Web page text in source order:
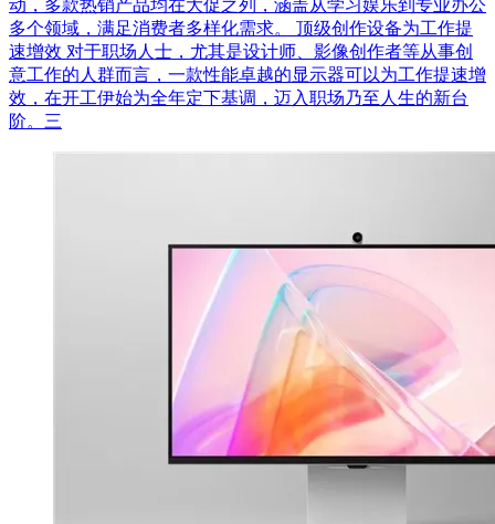
动，多款热销产品均在大促之列，涵盖从学习娱乐到专业办公
多个领域，满足消费者多样化需求。 顶级创作设备为工作提
速增效 对于职场人士，尤其是设计师、影像创作者等从事创
意工作的人群而言，一款性能卓越的显示器可以为工作提速增
效，在开工伊始为全年定下基调，迈入职场乃至人生的新台
阶。三